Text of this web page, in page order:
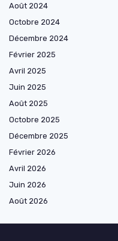
Août 2024
Octobre 2024
Décembre 2024
Février 2025
Avril 2025
Juin 2025
Août 2025
Octobre 2025
Décembre 2025
Février 2026
Avril 2026
Juin 2026
Août 2026